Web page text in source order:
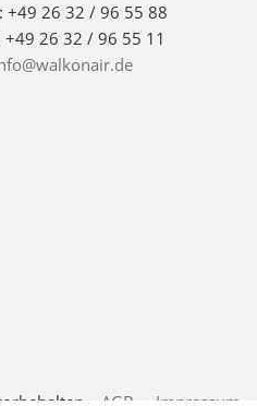
+49 26 32 / 96 55 88
+49 26 32 / 96 55 11
AGB Impressum